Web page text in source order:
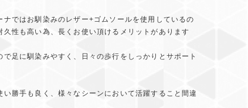
ナではお馴染みのレザー+ゴムソールを使用しているの
久性も高い為、長くお使い頂けるメリットがあります
で足に馴染みやすく、日々の歩行をしっかりとサポート
い勝手も良く、様々なシーンにおいて活躍すること間違